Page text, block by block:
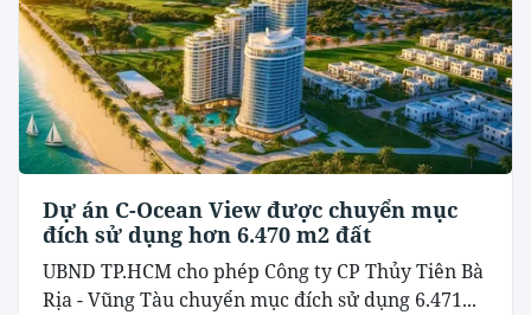
Dự án C-Ocean View được chuyển mục
đích sử dụng hơn 6.470 m2 đất
UBND TP.HCM cho phép Công ty CP Thủy Tiên Bà
Rịa - Vũng Tàu chuyển mục đích sử dụng 6.471...